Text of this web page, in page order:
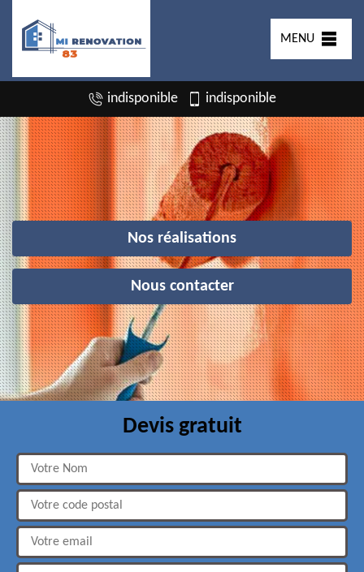
MENU
indisponible indisponible
Nos réalisations
Nous contacter
Devis gratuit